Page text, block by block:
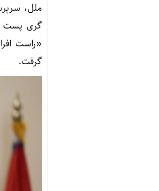
ملل،
گری پست
«راست
گرفت.